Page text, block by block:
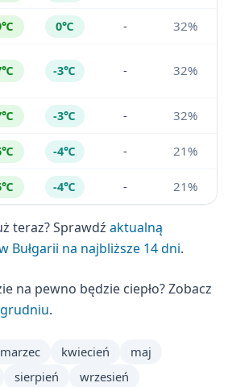
0℃ - 32%
-3℃ - 32%
-3℃ - 32%
-4℃ - 21%
-4℃ - 21%
teraz? Sprawdź aktualną
Bułgarii na najbliższe 14 dni.
na pewno będzie ciepło? Zobacz
.
marzec kwiecień
maj
sierpień
wrzesień